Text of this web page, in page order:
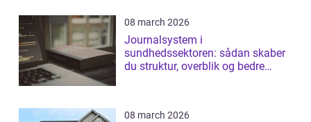
08 march 2026
Journalsystem i
sundhedssektoren: sådan skaber
du struktur, overblik og bedre
08 march 2026